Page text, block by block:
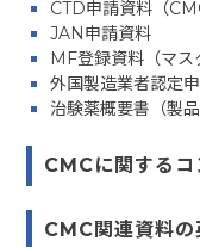
CTD申請資料（
JAN申請資料
MF登録資料（マス
外国製造業者認定
治験薬概要書（製品
CMCに関するコ
CMC関連資料